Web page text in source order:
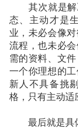
其次就是解
态、主动才是
业，未必会像
流程，也未必
需的资料、文
一个你理想的
新人不具备挑
格，只有主动适
最后就是具